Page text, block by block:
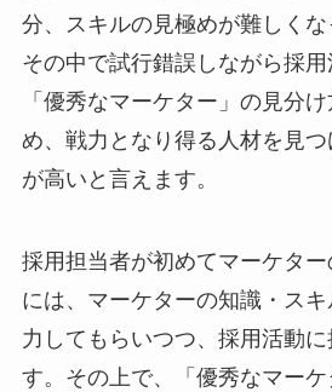
分、スキルの見極めが難しくな
その中で試行錯誤しながら採用
「優秀なマーケター」の見分
め、戦力となり得る人材を見
が高いと言えます。
採用担当者が初めてマーケタ
には、マーケターの知識・ス
力してもらいつつ、採用活動
す。その上で、「優秀なマー